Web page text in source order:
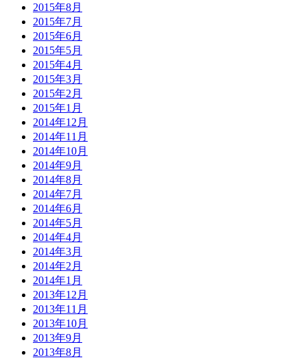
2015年8月
2015年7月
2015年6月
2015年5月
2015年4月
2015年3月
2015年2月
2015年1月
2014年12月
2014年11月
2014年10月
2014年9月
2014年8月
2014年7月
2014年6月
2014年5月
2014年4月
2014年3月
2014年2月
2014年1月
2013年12月
2013年11月
2013年10月
2013年9月
2013年8月